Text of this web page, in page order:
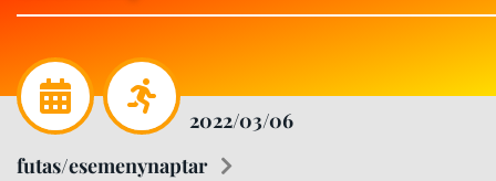
2022/03/06
futas/esemenynaptar